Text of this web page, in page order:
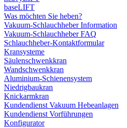
baseLIFT
Was möchten Sie heben?
Vakuum-Schlauchheber Information
Vakuum-Schlauchheber FAQ
Schlauchheber-Kontaktformular
Kransysteme
Säulenschwenkkran
Wandschwenkkran
Aluminium-Schienensystem
Niedrigbaukran
Knickarmkran
Kundendienst Vakuum Hebeanlagen
Kundendienst Vorführungen
Konfigurator